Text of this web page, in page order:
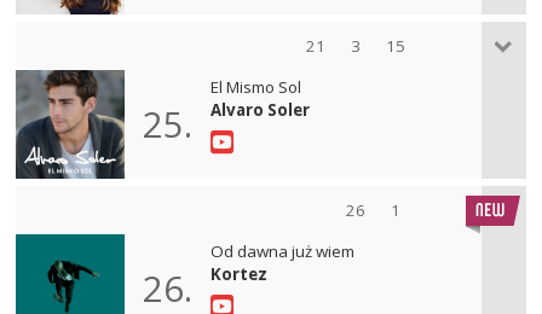
21 3 15
25.
El Mismo Sol
Alvaro Soler
26 1
26.
Od dawna już wiem
Kortez